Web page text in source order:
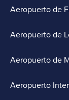
Aeropuerto de
Aeropuerto de
Aeropuerto de
Aeropuerto